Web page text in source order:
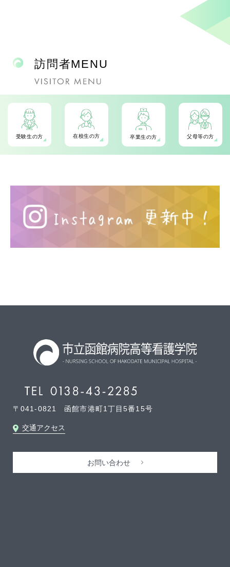
セ
シ
ン
訪問者MENU
受験生の方 在校生の方 卒業生の方 父母等の方
〒041-0821 函館市港町1丁目5番15号
交通アクセス
お問い合わせ